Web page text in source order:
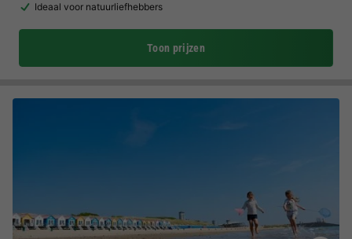
Ideaal voor natuurliefhebbers
Toon prijzen